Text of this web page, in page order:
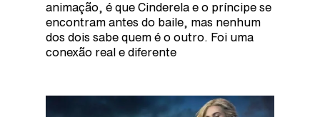
animação, é que Cinderela e o príncipe se
encontram antes do baile, mas nenhum
dos dois sabe quem é o outro. Foi uma
conexão real e diferente